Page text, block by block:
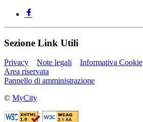
Sezione Link Utili
Privacy Note legali
Informativa Cookie
Area riservata
Pannello di amministrazione
© MyCity